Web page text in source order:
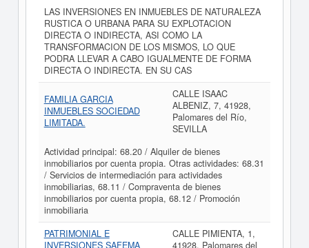
LAS INVERSIONES EN INMUEBLES DE NATURALEZA
RUSTICA O URBANA PARA SU EXPLOTACION
DIRECTA O INDIRECTA, ASI COMO LA
TRANSFORMACION DE LOS MISMOS, LO QUE
PODRA LLEVAR A CABO IGUALMENTE DE FORMA
DIRECTA O INDIRECTA. EN SU CAS
FAMILIA GARCIA
INMUEBLES SOCIEDAD
LIMITADA.
CALLE ISAAC
ALBENIZ, 7, 41928,
Palomares del Río,
SEVILLA
Actividad principal: 68.20 / Alquiler de bienes
inmobiliarios por cuenta propia. Otras actividades: 68.31
/ Servicios de intermediación para actividades
inmobiliarias, 68.11 / Compraventa de bienes
inmobiliarios por cuenta propia, 68.12 / Promoción
inmobiliaria
PATRIMONIAL E
INVERSIONES SAFEMA
CALLE PIMIENTA, 1,
41928, Palomares del